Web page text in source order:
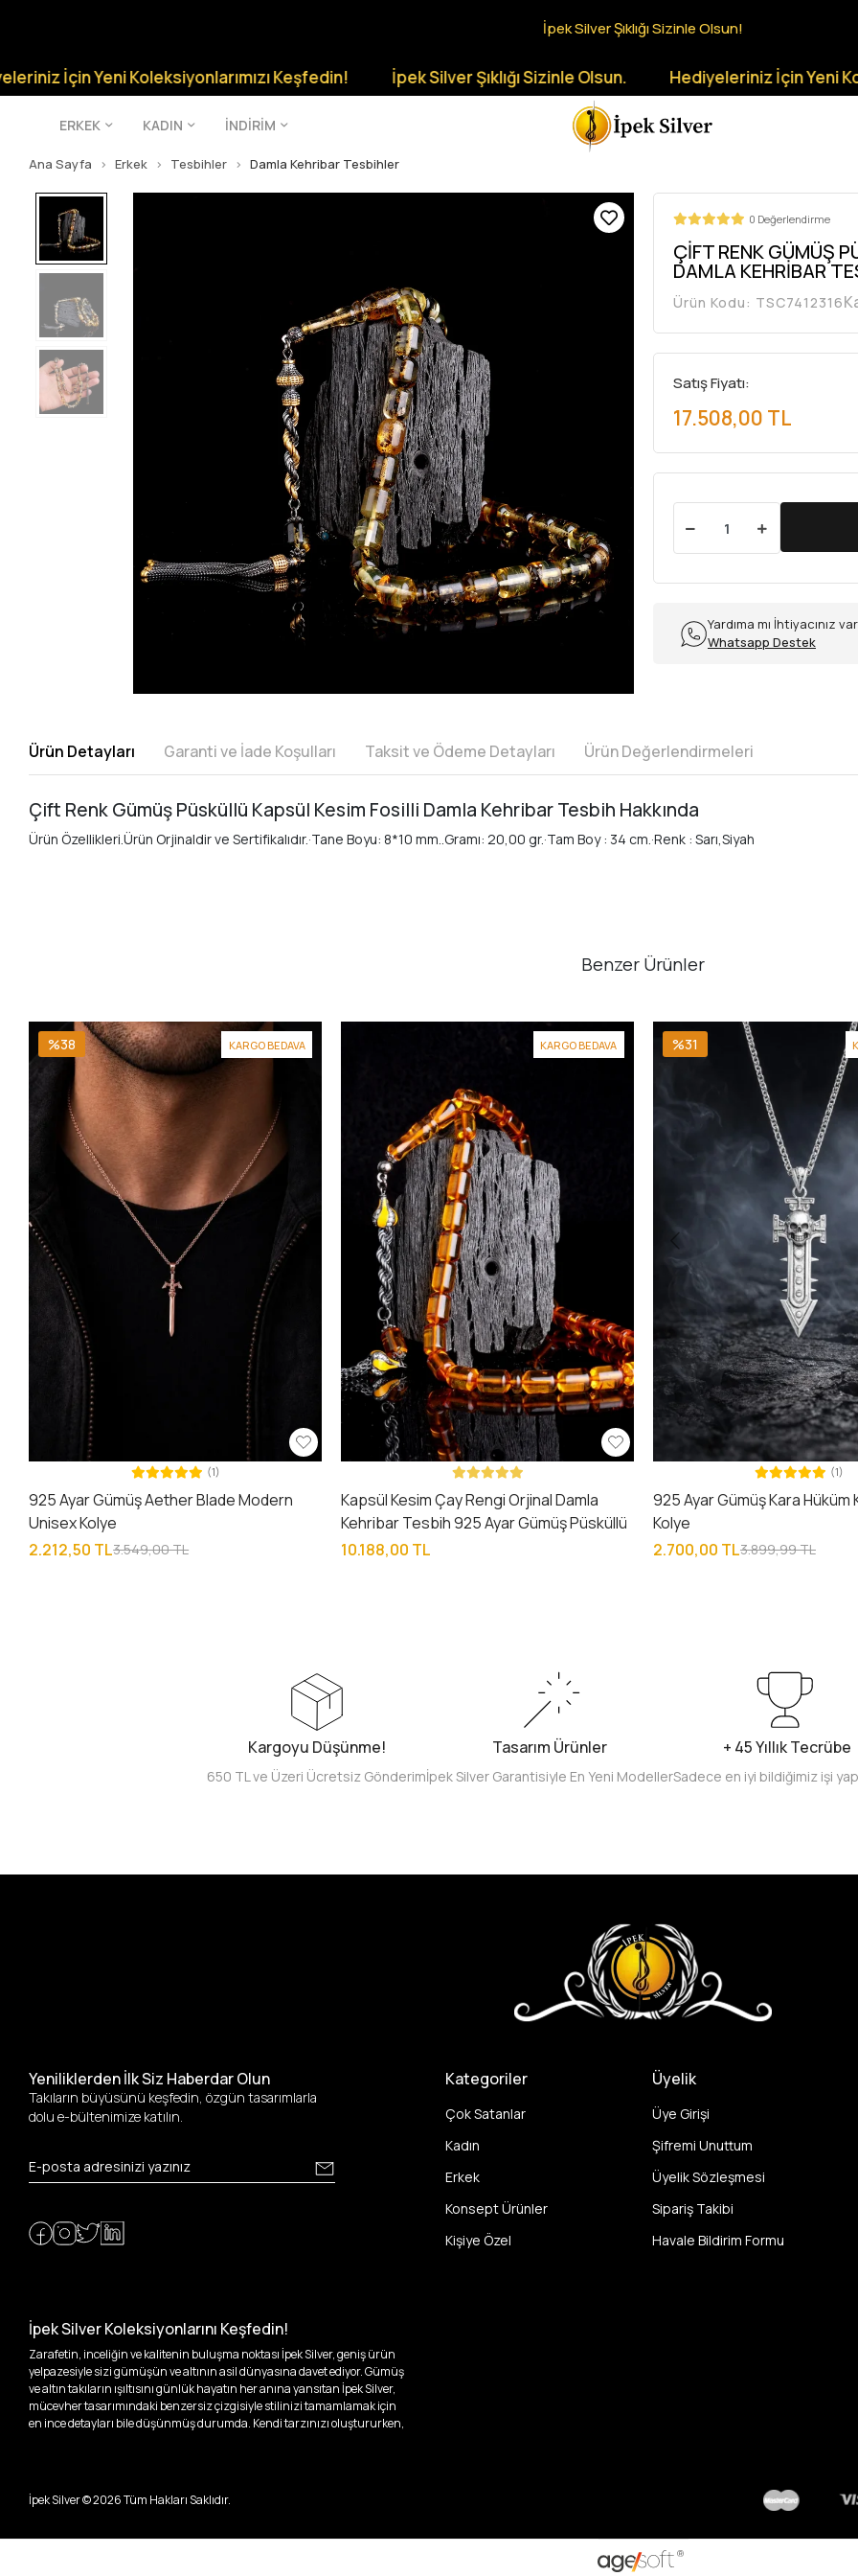
İpek Silver Şıklığı Sizinle Olsun!
Yeni Koleksiyonlarımızı Keşfedin! İpek Silver Şıklığı Sizinle Olsun. Hediyeleriniz İçin Yeni
ERKEK KADIN İNDİRİM
Ana Sayfa Erkek Tesbihler Damla Kehribar Tesbihler
0 Değerlendirme
ÇİFT RENK GÜMÜŞ
DAMLA KEHRİBAR
Ürün Kodu: TSC7412316
Satış Fiyatı:
17.508,00 TL
Yardıma mı İhtiyacınız
Whatsapp Destek
Ürün Detayları Garanti ve İade Koşulları Taksit ve Ödeme Detayları Ürün Değerlendirmeleri
Çift Renk Gümüş Püsküllü Kapsül Kesim Fosilli Damla Kehribar Tesbih Hakkında
Ürün Özellikleri.Ürün Orjinaldir ve Sertifikalıdır.·Tane Boyu: 8*10 mm..Gramı: 20,00 gr.·Tam Boy : 34 cm.·Renk : Sarı,Siyah
Benzer Ürünler
KARGO BEDAVA
%38
(1)
925 Ayar Gümüş Aether Blade Modern
Unisex Kolye
2.212,50 TL3.549,00 TL
KARGO BEDAVA
Kapsül Kesim Çay Rengi Orjinal Damla
Kehribar Tesbih 925 Ayar Gümüş Püsküllü
10.188,00 TL
%31
(1)
925 Ayar Gümüş Kara Hüküm
Kolye
2.700,00 TL3.899,99 TL
Kargoyu Düşünme!
650 TL ve Üzeri Ücretsiz Gönderim
Tasarım Ürünler
İpek Silver Garantisiyle En Yeni Modeller
+ 45 Yıllık Tecrübe
Sadece en iyi bildiğimiz işi
Yeniliklerden İlk Siz Haberdar Olun
Takıların büyüsünü keşfedin, özgün tasarımlarla
dolu e-bültenimize katılın.
Kategoriler
Çok Satanlar
Kadın
Erkek
Konsept Ürünler
Kişiye Özel
Üyelik
Üye Girişi
Şifremi Unuttum
Üyelik Sözleşmesi
Sipariş Takibi
Havale Bildirim Formu
İpek Silver Koleksiyonlarını Keşfedin!
Zarafetin, inceliğin ve kalitenin buluşma noktası İpek Silver, geniş ürün
yelpazesiyle sizi gümüşün ve altının asil dünyasına davet ediyor. Gümüş
ve altın takıların ışıltısını günlük hayatın her anına yansıtan İpek Silver,
mücevher tasarımındaki benzersiz çizgisiyle stilinizi tamamlamak için
en ince detayları bile düşünmüş durumda. Kendi tarzınızı oluştururken,
İpek Silver’da her bir parça, sizin benzersiz hikayenizi anlatıyor. İster
kendinizi ifade etmek için özel bir parça arayışında olun, ister
ölümsüzleştirecek anlara uygun seçeneklerimizle yanınızdayız.
İpek Silver ©2026Tüm Hakları Saklıdır.